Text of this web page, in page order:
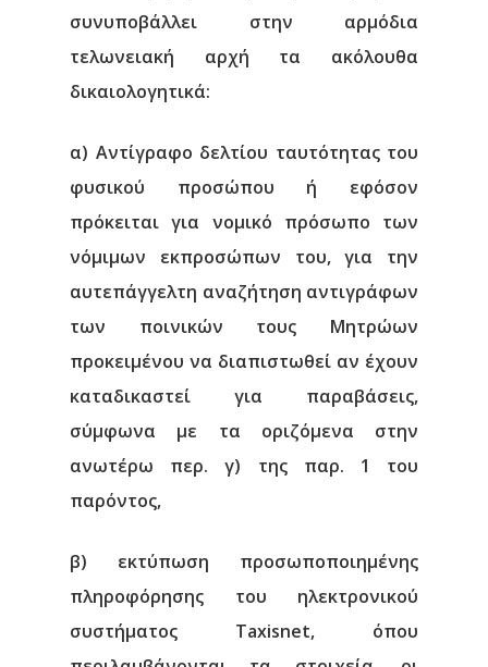
συνυποβάλλει στην αρμόδια
τελωνειακή αρχή τα ακόλουθα
δικαιολογητικά:
α) Αντίγραφο δελτίου ταυτότητας του
φυσικού προσώπου ή εφόσον
πρόκειται για νομικό πρόσωπο των
νόμιμων εκπροσώπων του, για την
αυτεπάγγελτη αναζήτηση αντιγράφων
των ποινικών τους Μητρώων
προκειμένου να διαπιστωθεί αν έχουν
καταδικαστεί για παραβάσεις,
σύμφωνα με τα οριζόμενα στην
ανωτέρω περ. γ) της παρ. 1 του
παρόντος,
β) εκτύπωση προσωποποιημένης
πληροφόρησης του ηλεκτρονικού
συστήματος Taxisnet, όπου